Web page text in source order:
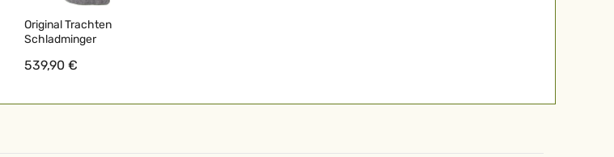
Original Trachten
Schladminger
539,90 €